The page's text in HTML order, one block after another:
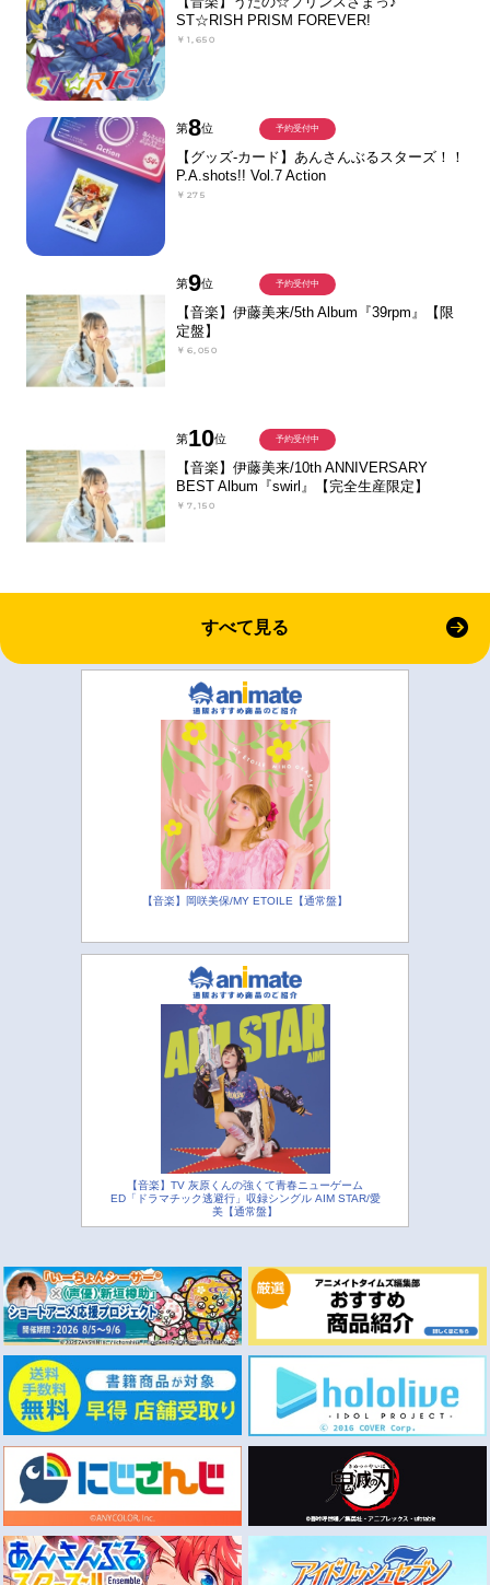
ST☆RISH PRISM FOREVER!
￥1,650
第8位
【グッズ-カード】あんさんぶるスターズ！！
P.A.shots!! Vol.7 Action
￥275
予約受付中
第9位
【音楽】伊藤美来/5th Album『39rpm』【限
定盤】
￥6,050
予約受付中
第10位
【音楽】伊藤美来/10th ANNIVERSARY
BEST Album『swirl』【完全生産限定】
￥7,150
予約受付中
すべて見る
【音楽】岡咲美保/MY ETOILE【通常盤】
【音楽】TV 灰原くんの強くて青春ニューゲーム
ED「ドラマチック逃避行」収録シングル AIM STAR/愛
美【通常盤】